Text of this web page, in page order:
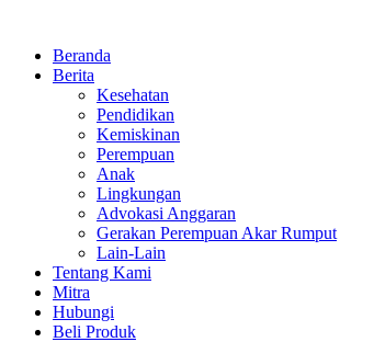
Beranda
Berita
Kesehatan
Pendidikan
Kemiskinan
Perempuan
Anak
Lingkungan
Advokasi Anggaran
Gerakan Perempuan Akar Rumput
Lain-Lain
Tentang Kami
Mitra
Hubungi
Beli Produk